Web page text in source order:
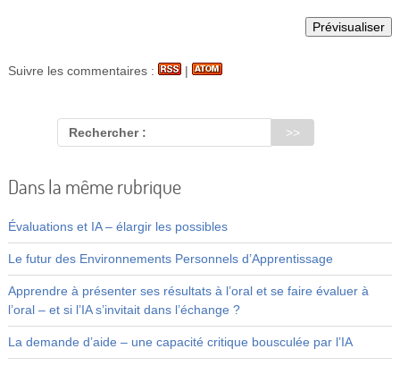
Suivre les commentaires : |
Rechercher :
Dans la même rubrique
Évaluations et IA – élargir les possibles
Le futur des Environnements Personnels d’Apprentissage
Apprendre à présenter ses résultats à l’oral et se faire évaluer à
l’oral – et si l’IA s’invitait dans l’échange ?
La demande d’aide – une capacité critique bousculée par l’IA